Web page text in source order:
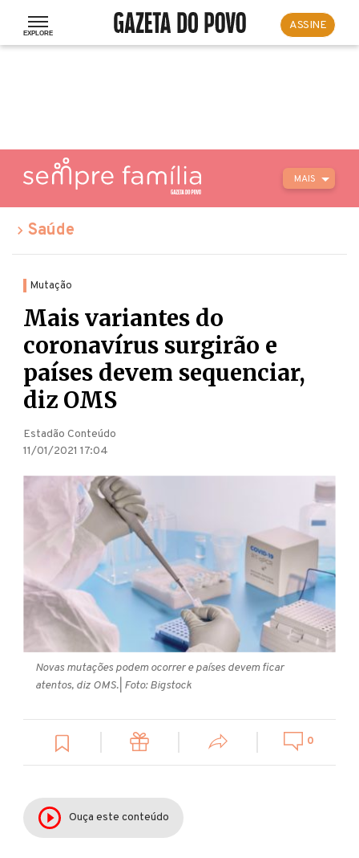
ASSINE
MAIS
Saúde
Mutação
Mais variantes do
coronavírus surgirão e
países devem sequenciar,
diz OMS
Estadão Conteúdo
11/01/2021 17:04
Novas mutações podem ocorrer e países devem ficar
atentos, diz OMS. | Foto: Bigstock
0
Ouça este conteúdo